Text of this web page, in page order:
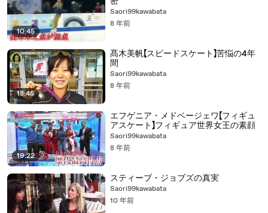
10:45
Saori99kawabata
8 年前
18:45
髙木美帆【スピードスケート】苦悩の4年
間
Saori99kawabata
8 年前
19:22
エフゲニア・メドベージェワ【フィギュ
アスケート】フィギュア世界女王の素顔
Saori99kawabata
8 年前
スティーブ・ジョブズの真実
Saori99kawabata
10 年前